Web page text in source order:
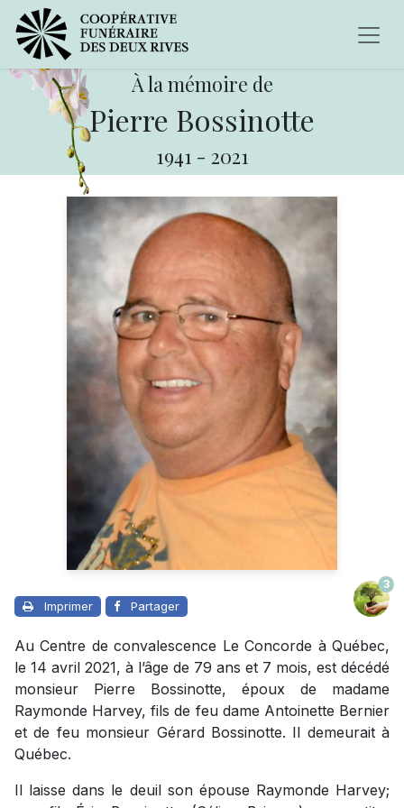
À la mémoire de
Pierre Bossinotte
1941 - 2021
Imprimer Partager
3
Au Centre de convalescence Le Concorde à Québec,
le 14 avril 2021, à l’âge de 79 ans et 7 mois, est décédé
monsieur Pierre Bossinotte, époux de madame
Raymonde Harvey, fils de feu dame Antoinette Bernier
et de feu monsieur Gérard Bossinotte. Il demeurait à
Québec.
Il laisse dans le deuil son épouse Raymonde Harvey;